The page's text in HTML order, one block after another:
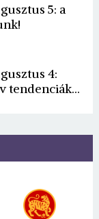
5: a
4:
tendenciák...